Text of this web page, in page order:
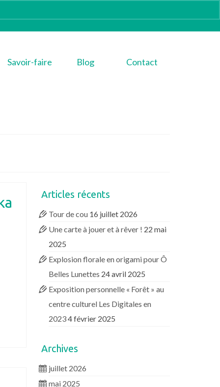
Savoir-faire Blog Contact
Articles récents
Tour de cou 16 juillet 2026
Une carte à jouer et à rêver ! 22 mai
2025
Explosion florale en origami pour Ô
Belles Lunettes 24 avril 2025
Exposition personnelle « Forêt » au
centre culturel Les Digitales en
20234 février 2025
Archives
juillet 2026
mai 2025